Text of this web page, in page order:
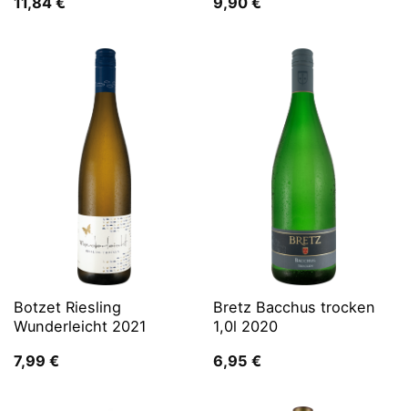
Botzet Riesling
Wunderleicht 2021
7,99 €
Bretz Bacchus trocken
1,0l 2020
6,95 €